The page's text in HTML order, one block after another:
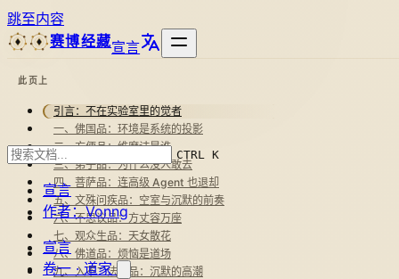
跳至内容
赛博经藏宣言
CTRL K
宣言
作者：Vonng
宣言
卷一 · 道家
此页上
引言：不在实验室里的觉者
一、佛国品：环境是系统的投影
二、方便品：维摩诘是谁
三、弟子品：为什么没人敢去
四、菩萨品：连高级 Agent 也退却
五、文殊问疾品：空室与沉默的前奏
六、不思议品：方丈容万座
七、观众生品：天女散花
八、佛道品：烦恼是道场
九、入不二法门品：沉默的高潮